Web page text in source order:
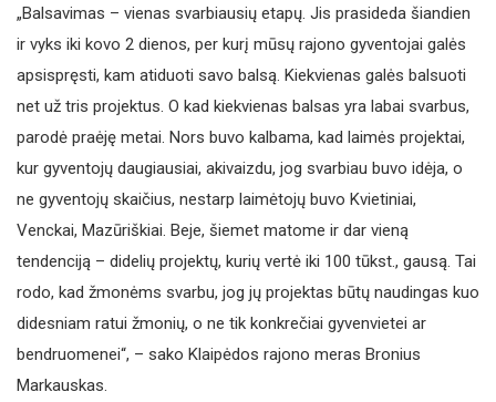
„Balsavimas – vienas svarbiausių etapų. Jis prasideda šiandien
ir vyks iki kovo 2 dienos, per kurį mūsų rajono gyventojai galės
apsispręsti, kam atiduoti savo balsą. Kiekvienas galės balsuoti
net už tris projektus. O kad kiekvienas balsas yra labai svarbus,
parodė praėję metai. Nors buvo kalbama, kad laimės projektai,
kur gyventojų daugiausiai, akivaizdu, jog svarbiau buvo idėja, o
ne gyventojų skaičius, nestarp laimėtojų buvo Kvietiniai,
Venckai, Mazūriškiai. Beje, šiemet matome ir dar vieną
tendenciją – didelių projektų, kurių vertė iki 100 tūkst., gausą. Tai
rodo, kad žmonėms svarbu, jog jų projektas būtų naudingas kuo
didesniam ratui žmonių, o ne tik konkrečiai gyvenvietei ar
bendruomenei“, – sako Klaipėdos rajono meras Bronius
Markauskas.